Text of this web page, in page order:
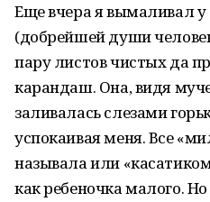
Еще вчера я вымаливал у
(добрейшей души
пару листов чистых да
карандаш. Она, видя
заливалась слезами
успокаивая меня. Все
называла или
как ребеночка малого. Но